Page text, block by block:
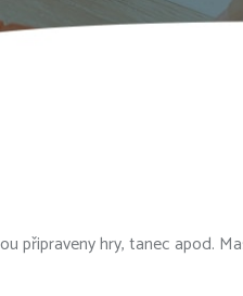
připraveny hry, tanec apod.